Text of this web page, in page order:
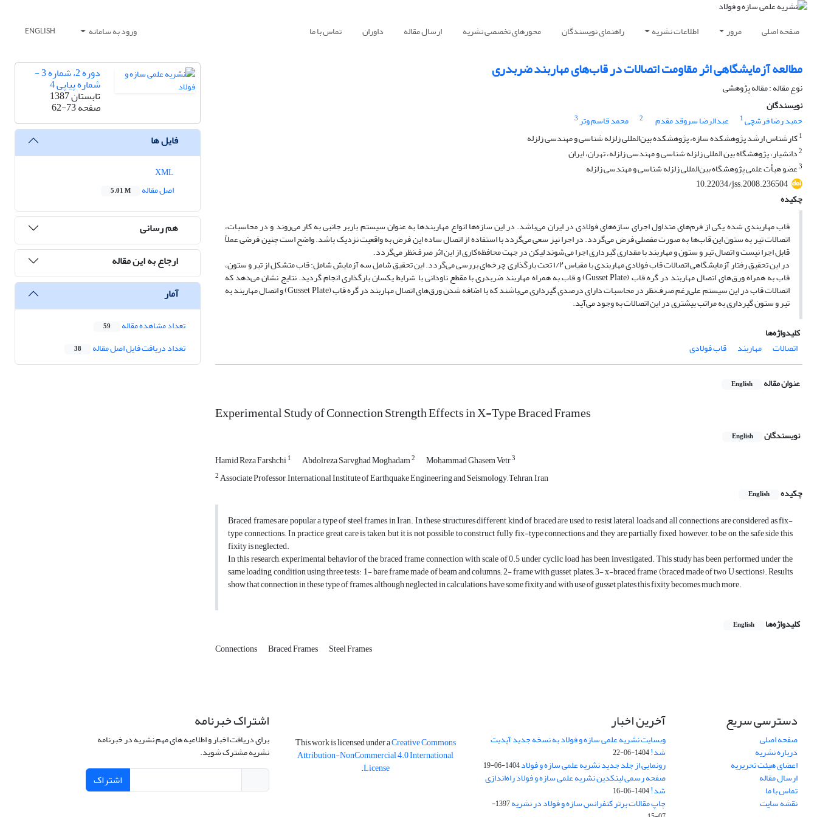
صفحه اصلی مرور اطلاعات نشریه راهنمای نویسندگان محورهای تخصصی نشریه ارسال مقاله داوران تماس با ما ورود به سامانه ENGLISH
مطالعه آزمایشگاهی اثر مقاومت اتصالات در قاب‌های مهاربند ضربدری
نوع مقاله : مقاله پژوهشی
نویسندگان
حمید رضا فرشچی1 عبدالرضا سروقد مقدم 2 محمد قاسم وتر3
1کارشناس ارشد پژوهشکده سازه، پژوهشکده بین‌المللی زلزله شناسی و مهندسی زلزله
2دانشیار، پژوهشگاه بین المللی زلزله شناسی و مهندسی زلزله، تهران، ایران
3عضو هیأت علمی پژوهشگاه بین‌المللی زلزله شناسی و مهندسی زلزله
10.22034/jss.2008.236504
چکیده
قاب مهاربندی شده یکی از فرم‌های متداول اجرای سازه‌های فولادی در ایران می‌باشد. در این سازه‌ها انواع مهاربندها به عنوان سیستم باربر جانبی به کار می‌روند و در محاسبات،
اتصالات تیر به ستون این قاب‌ها به صورت مفصلی فرض می‌گردد. در اجرا نیز سعی می‌گردد با استفاده از اتصال ساده این فرض به واقعیت نزدیک باشد. واضح است چنین فرضی عملاً
قابل اجرا نیست و اتصال تیر و ستون و مهاربند با مقداری گیرداری اجرا می‌شوند لیکن در جهت محافظه‌کاری از این اثر صرف‌نظر می‌گردد.
در این تحقیق رفتار آزمایشگاهی اتصالات قاب فولادی مهاربندی با مقیاس ۱/۲ تحت بارگذاری چرخه‌ای بررسی می‌گردد. این تحقیق شامل سه آزمایش شامل: قاب متشکل از تیر و ستون،
قاب به همراه ورق‌های اتصال مهاربند در گره قاب (Gusset Plate) و قاب به همراه مهاربند ضربدری با مقطع ناودانی با شرایط یکسان بارگذاری انجام گردید. نتایج نشان می‌دهد که
اتصالات قاب در این سیستم علی‌رغم صرف‌نظر در محاسبات دارای درصدی گیرداری می‌باشند که با اضافه شدن ورق‌های اتصال مهاربند در گره قاب (Gusset Plate) و اتصال مهاربند به
تیر و ستون گیرداری به مراتب بیشتری در این اتصالات به وجود می‌آید.
کلیدواژه‌ها
اتصالات
مهاربند قاب فولادی
عنوان مقاله English
Experimental Study of Connection Strength Effects in X-Type Braced Frames
نویسندگان English
Hamid Reza Farshchi1 Abdolreza Sarvghad Moghadam2 Mohammad Ghasem Vetr3
2Associate Professor, International Institute of Earthquake Engineering and Seismology, Tehran, Iran
چکیده
English
Braced frames are popular a type of steel frames in Iran. In these structures different kind of braced are used to resist lateral loads and all connections are considered as fix-
type connections. In practice great care is taken, but it is not possible to construct fully fix-type connections and they are partially fixed, however, to be on the safe side this
fixity is neglected.
In this research, experimental behavior of the braced frame connection with scale of 0.5 under cyclic load has been investigated. This study has been performed under the
same loading condition using three tests: 1- bare frame made of beam and columns; 2- frame with gusset plates; 3- x-braced frame (braced made of two U sections). Results
show that connection in these type of frames, although neglected in calculations, have some fixity and with use of gusset plates this fixity becomes much more.
کلیدواژه‌ها English
Connections Braced Frames Steel Frames
دوره 2، شماره 3 -
شماره پیاپی 4
تابستان 1387
صفحه62-73
فایل ها
اصل مقاله
5.01 M
هم رسانی
ارجاع به این مقاله
آمار
تعداد مشاهده مقاله 59
تعداد دریافت فایل اصل مقاله 38
دسترسی سریع
صفحه اصلی
درباره نشریه
اعضای هیئت تحریریه
ارسال مقاله
تماس با ما
نقشه سایت
آخرین اخبار
وبسایت نشریه علمی سازه و فولاد به نسخه جدید آپدیت
شد!1404-06-22
رونمایی از جلد جدید نشریه علمی سازه و فولاد1404-06-19
صفحه رسمی لینکدین نشریه علمی سازه و فولاد راه‌اندازی
شد!1404-06-16
چاپ مقالات برتر کنفرانس سازه و فولاد در نشریه
1397-
This work is licensed under aCreative Commons
Attribution-NonCommercial 4.0 International
License
.
اشتراک خبرنامه
برای دریافت اخبار و اطلاعیه های مهم نشریه در خبرنامه
نشریه مشترک شوید.
اشتراک